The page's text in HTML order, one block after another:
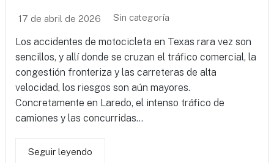
17 de abril de 2026 Sin categoría
Los accidentes de motocicleta en Texas rara vez son
sencillos, y allí donde se cruzan el tráfico comercial, la
congestión fronteriza y las carreteras de alta
velocidad, los riesgos son aún mayores.
Concretamente en Laredo, el intenso tráfico de
camiones y las concurridas...
Seguir leyendo